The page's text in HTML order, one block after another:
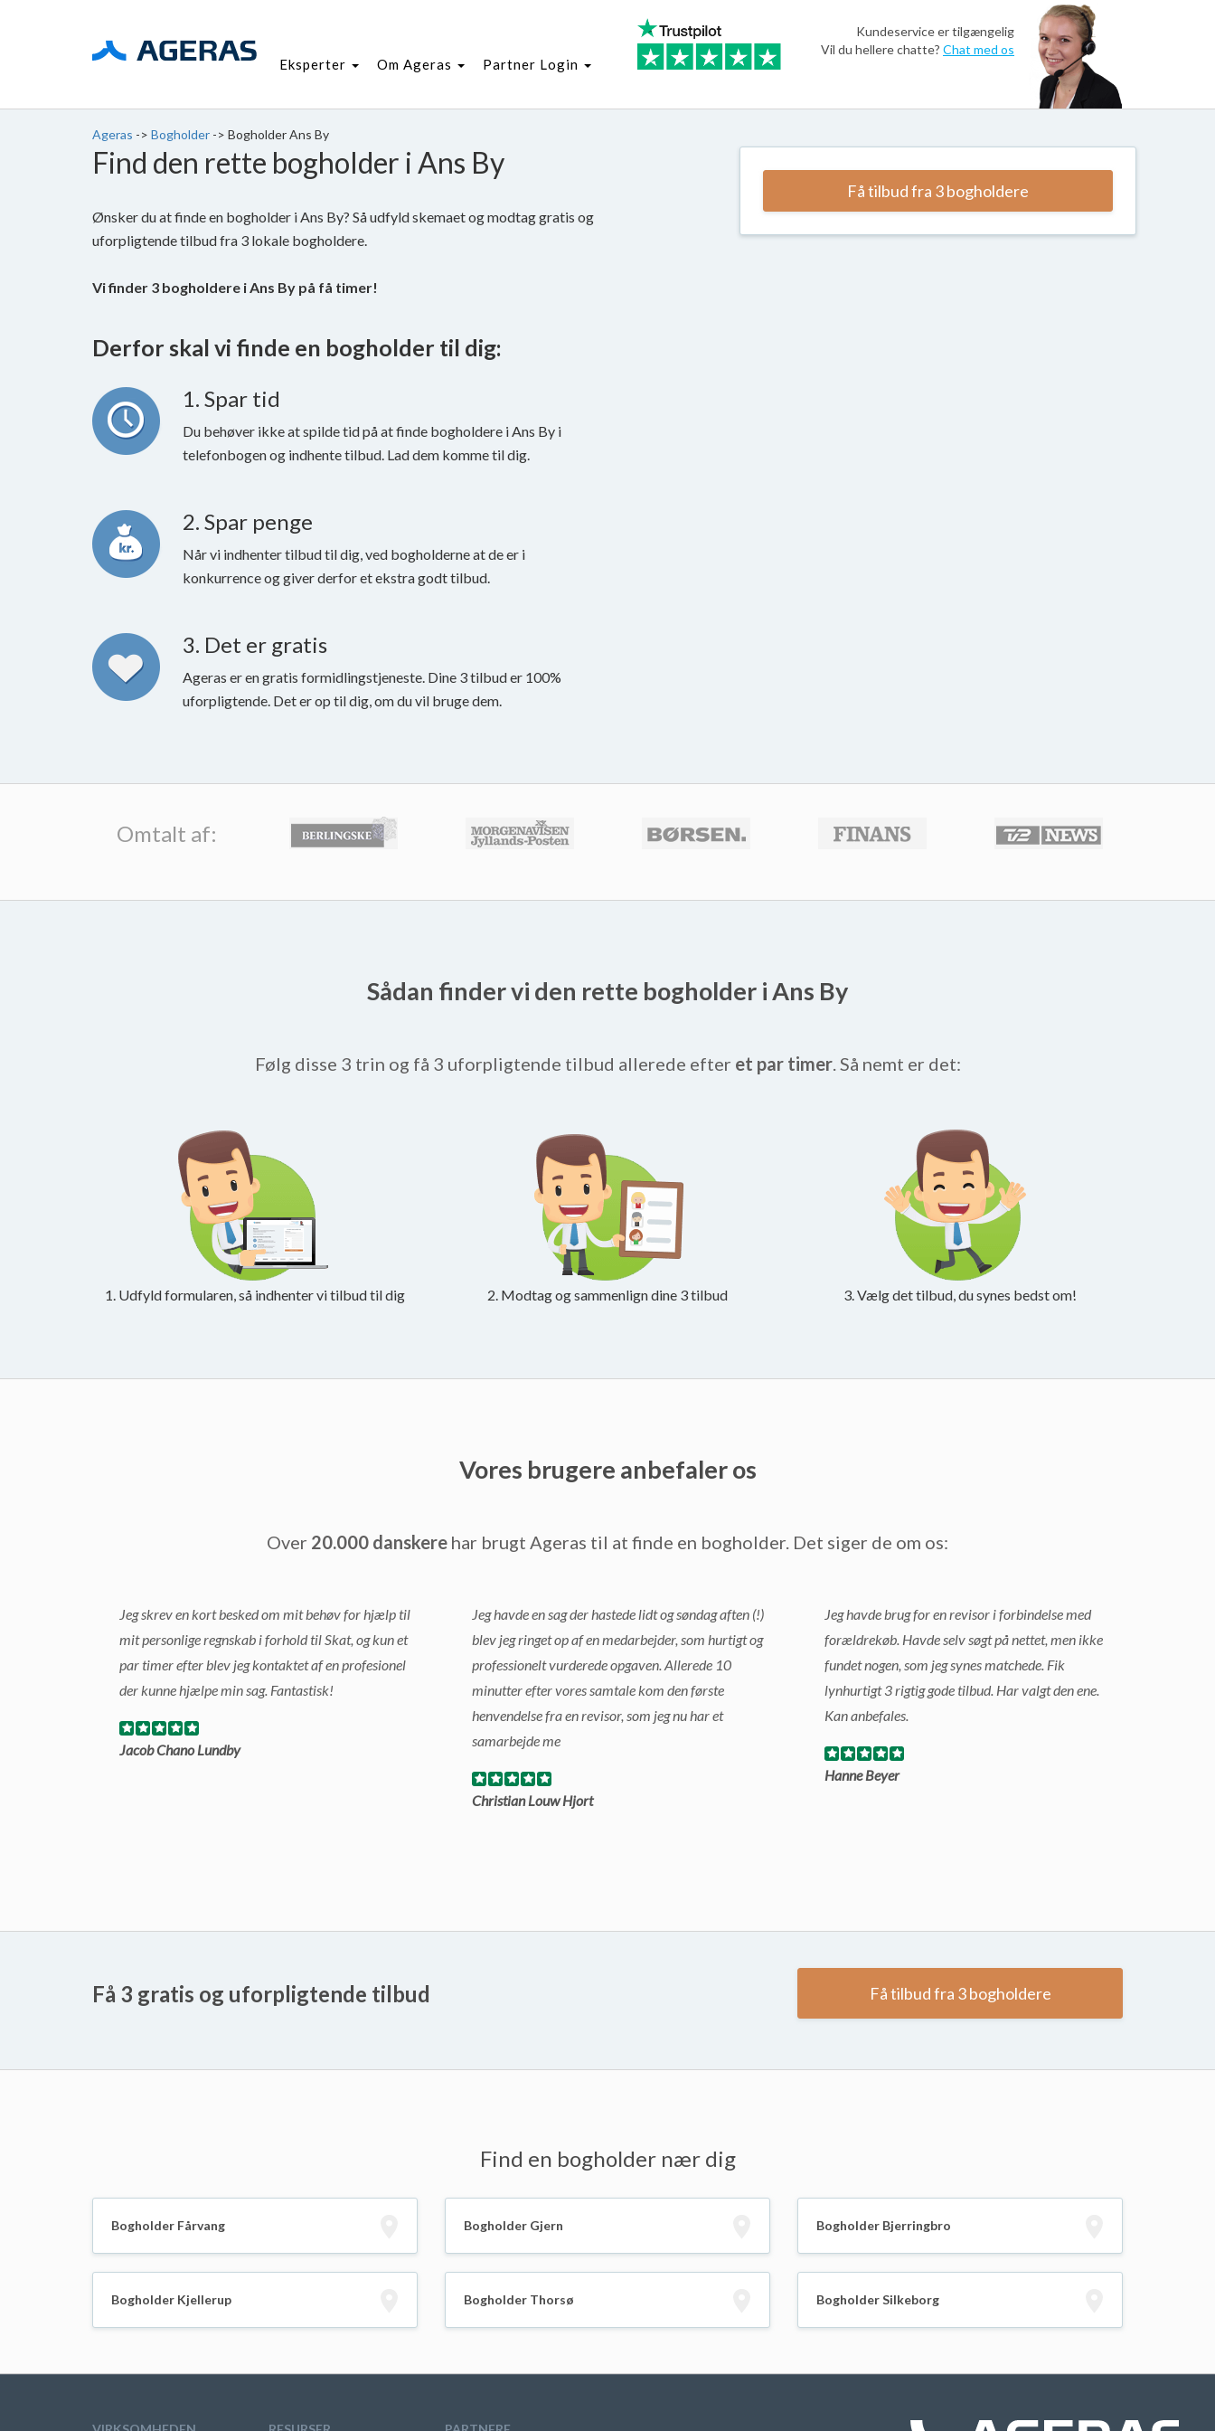
Eksperter Om Ageras Partner Login
Kundeservice er tilgængelig
Vil du hellere chatte? Chat med os
Ageras -> Bogholder -> Bogholder Ans By
Find den rette bogholder i Ans By
Ønsker du at finde en bogholder i Ans By? Så udfyld skemaet og modtag gratis og
uforpligtende tilbud fra 3 lokale bogholdere.
Vi finder 3 bogholdere i Ans By på få timer!
Få tilbud fra 3 bogholdere
Derfor skal vi finde en bogholder til dig:
1. Spar tid
Du behøver ikke at spilde tid på at finde bogholdere i Ans By i
telefonbogen og indhente tilbud. Lad dem komme til dig.
2. Spar penge
Når vi indhenter tilbud til dig, ved bogholderne at de er i
konkurrence og giver derfor et ekstra godt tilbud.
3. Det er gratis
Ageras er en gratis formidlingstjeneste. Dine 3 tilbud er 100%
uforpligtende. Det er op til dig, om du vil bruge dem.
Omtalt af:
Sådan finder vi den rette bogholder i Ans By
Følg disse 3 trin og få 3 uforpligtende tilbud allerede efter et par timer. Så nemt er det:
1. Udfyld formularen, så indhenter vi tilbud til dig 2. Modtag og sammenlign dine 3 tilbud 3. Vælg det tilbud, du synes bedst om!
Vores brugere anbefaler os
Over 20.000 danskere har brugt Ageras til at finde en bogholder. Det siger de om os:
Jeg skrev en kort besked om mit behøv for hjælp til
mit personlige regnskab i forhold til Skat, og kun et
par timer efter blev jeg kontaktet af en profesionel
der kunne hjælpe min sag. Fantastisk!
Jacob Chano Lundby
Jeg havde en sag der hastede lidt og søndag aften (!)
blev jeg ringet op af en medarbejder, som hurtigt og
professionelt vurderede opgaven. Allerede 10
minutter efter vores samtale kom den første
henvendelse fra en revisor, som jeg nu har et
samarbejde me
Christian Louw Hjort
Jeg havde brug for en revisor i forbindelse med
forældrekøb. Havde selv søgt på nettet, men ikke
fundet nogen, som jeg synes matchede. Fik
lynhurtigt 3 rigtig gode tilbud. Har valgt den ene.
Kan anbefales.
Hanne Beyer
Få 3 gratis og uforpligtende tilbud Få tilbud fra 3 bogholdere
Find en bogholder nær dig
Bogholder Fårvang Bogholder Gjern Bogholder Bjerringbro
Bogholder Kjellerup Bogholder Thorsø Bogholder Silkeborg